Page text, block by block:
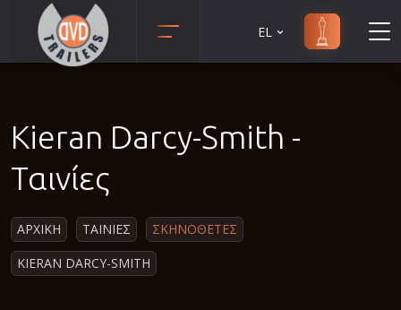
Αισθηματικές
Β' Παγκόσμιος Πόλεμος
EL
Kieran Darcy-Smith -
Ταινίες
ΑΡΧΙΚΗ ΤΑΙΝΙΕΣ
ΣΚΗΝΟΘΕΤΕΣ
KIERAN DARCY-SMITH